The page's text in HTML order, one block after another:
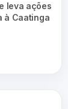
leva ações
à Caatinga